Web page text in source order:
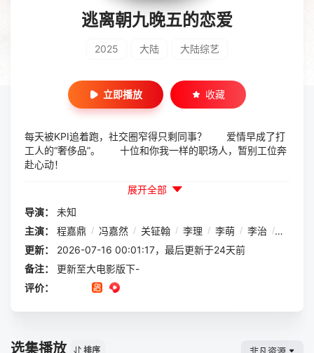
逃离朝九晚五的恋爱
2025 大陆 大陆综艺
立即播放 收藏
每天被KPI追着跑，社交圈窄得只剩同事？ 爱情早成了打
工人的“奢侈品”。 十位和你我一样的职场人，暂别工位奔
赴心动！
展开全部
导演：
未知
主演：
程嘉鼎 / 冯嘉然 / 关钲翰 / 李理 / 李萌 / 李治 / 秦雅菲
更新：
2026-07-16 00:01:17，最后更新于24天前
备注：
更新至大电影版下-
评价：
选集播放 排序 非凡资源